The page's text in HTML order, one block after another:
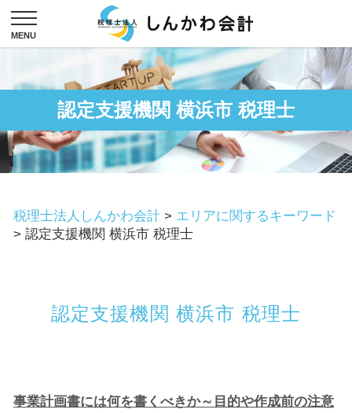
認定支援機関 横浜市 税理士
税理士法人しんかわ会計 > エリアに関するキーワード
> 認定支援機関 横浜市 税理士
認定支援機関 横浜市 税理士
事業計画書には何を書くべきか～目的や作成前の注意